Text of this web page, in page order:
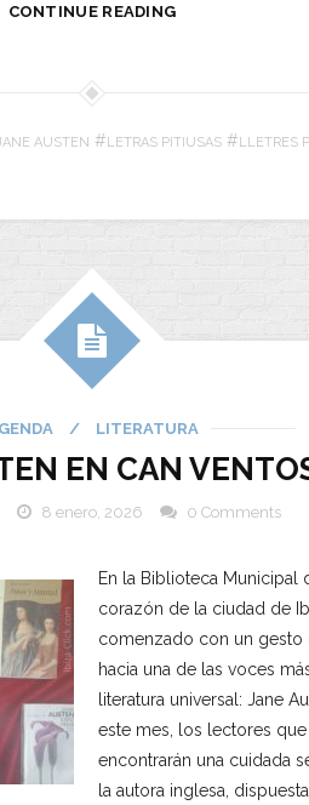
CONTINUE READING
AUSTEN #LETRAS PITIUSAS #LLETRES
/ LITERATURA
EN CAN
8 enero, 2026 0 Comments
En la Biblioteca Municipal
corazón de la ciudad de
comenzado con un gesto
hacia una de las voces
literatura universal: Jane
este mes, los lectores
encontrarán una cuidada
la autora inglesa,